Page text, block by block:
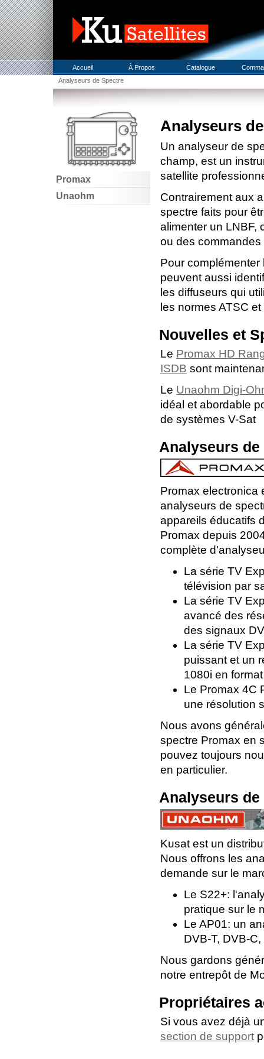
Accueil À Propos Catalogue
Analyseurs de Spectre
Promax
Unaohm
Analyseurs
Un analyseur de
champ, est un
satellite
Contrairement aux
spectre faits pour
alimenter un LNBF,
ou des
Pour
peuvent aussi
les diffuseurs qui
les normes ATSC
Nouvelles et
Le Promax HD
ISDB sont
Le Unaohm Digi-
idéal et abordable
de systèmes V-Sat
Analyseurs
Promax electronica
analyseurs de
appareils éducatifs
Promax depuis
complète
La série TV
télévision par
La série TV
avancé des
des signaux
La série TV
puissant et un
1080i en
Le Promax 4C
une résolution
Nous avons
spectre Promax en
pouvez toujours
en particulier.
Analyseurs
Kusat est un
Nous offrons les
demande sur le
Le S22+:
pratique sur le
Le AP01: un
DVB-T, DVB-
Nous gardons
notre entrepôt de
Propriétaires
Si vous avez déjà
section de support